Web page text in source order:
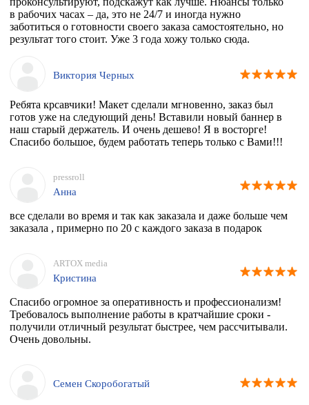
в рабочих часах – да, это не 24/7 и иногда нужно
заботиться о готовности своего заказа самостоятельно, но
результат того стоит. Уже 3 года хожу только сюда.
Виктория Черных
Ребята крсавчики! Макет сделали мгновенно, заказ был
готов уже на следующий день! Вставили новый баннер в
наш старый держатель. И очень дешево! Я в восторге!
Спасибо большое, будем работать теперь только с Вами!!!
pressroll
Анна
все сделали во время и так как заказала и даже больше чем
заказала , примерно по 20 с каждого заказа в подарок
ARTOX media
Кристина
Спасибо огромное за оперативность и профессионализм!
Требовалось выполнение работы в кратчайшие сроки -
получили отличный результат быстрее, чем рассчитывали.
Очень довольны.
Семен Скоробогатый